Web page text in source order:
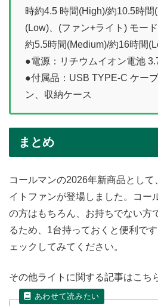
時約4.5 時間(High)/約10.5時間
(Low)、(ファン+ライト) モー
約5.5時間(Medium)/約16時間
●電源：リチウムイオン電池
●付属品：USB TYPE-C ケー
ン、収納ケース
まとめ
コールマンの2026年新商品として
イトファンが登場しました。コー
の方はもちろん、お持ちでない方
るため、1台持っておくと便利で
ェックしてみてください。
その他ライトに関する記事はこち